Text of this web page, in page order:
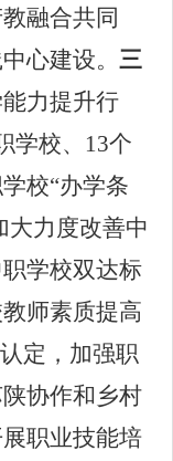
融合共同
心建设。 三
力提升行
学校、13个
校“办学条
大力度改善中
学校双达标
师素质提高
定，加强职
协作和乡村
职业技能培